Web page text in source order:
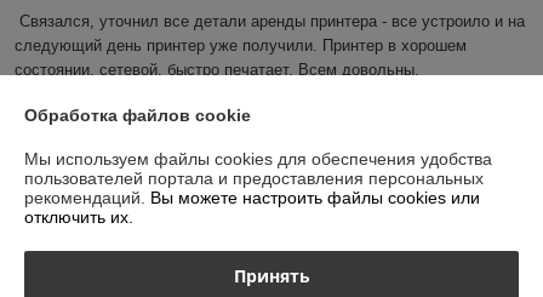
Связался, уточнил все детали аренды принтера - все устроило и на
следующий день принтер уже получили. Принтер в хорошем
состоянии, сетевой, быстро печатает. Всем довольны.
Показать все отзывы
О нас
Контакты
Обработка файлов cookie
Мы используем файлы cookies для обеспечения удобства
пользователей портала и предоставления персональных
рекомендаций. Вы можете настроить файлы cookies или
отключить их.
Принять